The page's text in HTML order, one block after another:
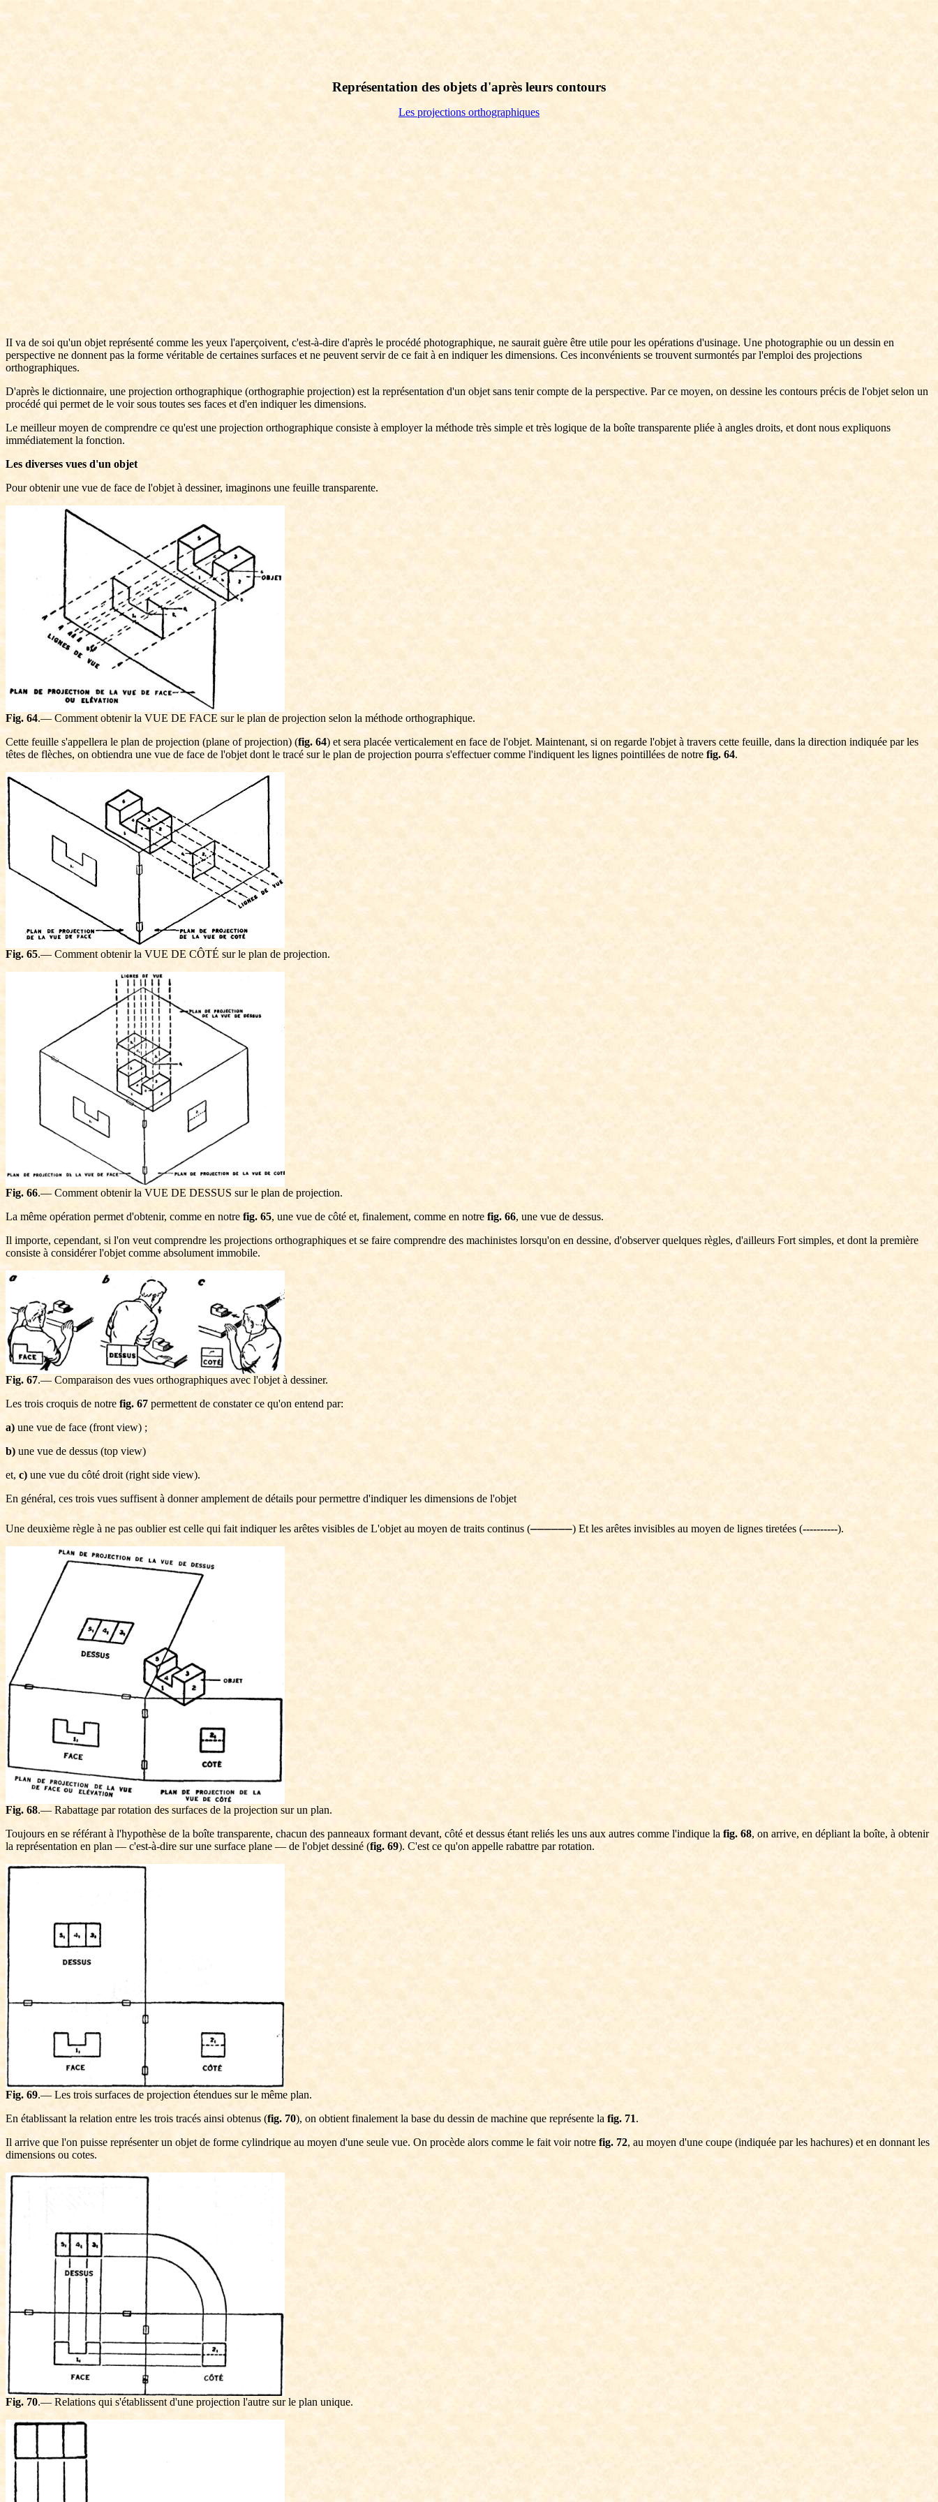
Représentation des objets d'après leurs contours
Les projections orthographiques
II va de soi qu'un objet représenté comme les yeux l'aperçoivent, c'est-à-dire d'après le procédé photographique, ne saurait guère être utile pour les opérations d'usinage. Une photographie ou un dessin en
perspective ne donnent pas la forme véritable de certaines surfaces et ne peuvent servir de ce fait à en indiquer les dimensions. Ces inconvénients se trouvent surmontés par l'emploi des projections
orthographiques.
D'après le dictionnaire, une projection orthographique (orthographie projection) est la représentation d'un objet sans tenir compte de la perspective. Par ce moyen, on dessine les contours précis de l'objet selon un
procédé qui permet de le voir sous toutes ses faces et d'en indiquer les dimensions.
Le meilleur moyen de comprendre ce qu'est une projection orthographique consiste à employer la méthode très simple et très logique de la boîte transparente pliée à angles droits, et dont nous expliquons
immédiatement la fonction.
Les diverses vues d'un objet
Pour obtenir une vue de face de l'objet à dessiner, imaginons une feuille transparente.
Fig. 64.— Comment obtenir la VUE DE FACE sur le plan de projection selon la méthode orthographique.
Cette feuille s'appellera le plan de projection (plane of projection) (fig. 64) et sera placée verticalement en face de l'objet. Maintenant, si on regarde l'objet à travers cette feuille, dans la direction indiquée par les
têtes de flèches, on obtiendra une vue de face de l'objet dont le tracé sur le plan de projection pourra s'effectuer comme l'indiquent les lignes pointillées de notre fig. 64.
Fig. 65.— Comment obtenir la VUE DE CÔTÉ sur le plan de projection.
Fig. 66.— Comment obtenir la VUE DE DESSUS sur le plan de projection.
La même opération permet d'obtenir, comme en notre fig. 65, une vue de côté et, finalement, comme en notre fig. 66, une vue de dessus.
Il importe, cependant, si l'on veut comprendre les projections orthographiques et se faire comprendre des machinistes lorsqu'on en dessine, d'observer quelques règles, d'ailleurs Fort simples, et dont la première
consiste à considérer l'objet comme absolument immobile.
Fig. 67.— Comparaison des vues orthographiques avec l'objet à dessiner.
Les trois croquis de notre fig. 67 permettent de constater ce qu'on entend par:
a) une vue de face (front view) ;
b) une vue de dessus (top view)
et, c) une vue du côté droit (right side view).
En général, ces trois vues suffisent à donner amplement de détails pour permettre d'indiquer les dimensions de l'objet
Une deuxième règle à ne pas oublier est celle qui fait indiquer les arêtes visibles de L'objet au moyen de traits continus ( ) Et les arêtes invisibles au moyen de lignes tiretées (----------).
Fig. 68.— Rabattage par rotation des surfaces de la projection sur un plan.
Toujours en se référant à l'hypothèse de la boîte transparente, chacun des panneaux formant devant, côté et dessus étant reliés les uns aux autres comme l'indique la fig. 68, on arrive, en dépliant la boîte, à obtenir
la représentation en plan — c'est-à-dire sur une surface plane — de l'objet dessiné (fig. 69). C'est ce qu'on appelle rabattre par rotation.
Fig. 69.— Les trois surfaces de projection étendues sur le même plan.
En établissant la relation entre les trois tracés ainsi obtenus (fig. 70), on obtient finalement la base du dessin de machine que représente la fig. 71.
Il arrive que l'on puisse représenter un objet de forme cylindrique au moyen d'une seule vue. On procède alors comme le fait voir notre fig. 72, au moyen d'une coupe (indiquée par les hachures) et en donnant les
dimensions ou cotes.
Fig. 70.— Relations qui s'établissent d'une projection l'autre sur le plan unique.